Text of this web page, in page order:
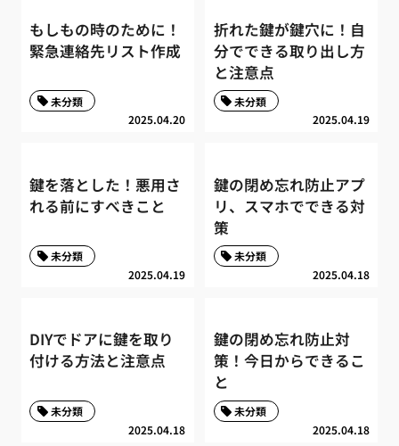
もしもの時のために！
緊急連絡先リスト作成
2025.04.20
未分類
折れた鍵が鍵穴に！自
分でできる取り出し方
と注意点
2025.04.19
未分類
鍵を落とした！悪用さ
れる前にすべきこと
2025.04.19
未分類
鍵の閉め忘れ防止アプ
リ、スマホでできる対
策
2025.04.18
未分類
DIYでドアに鍵を取り
付ける方法と注意点
2025.04.18
未分類
鍵の閉め忘れ防止対
策！今日からできるこ
と
2025.04.18
未分類